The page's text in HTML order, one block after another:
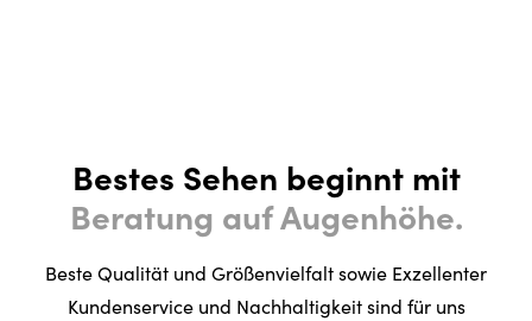
Bestes Sehen beginnt mit
Beratung auf Augenhöhe.
Beste Qualität und Größenvielfalt sowie Exzellenter
Kundenservice und Nachhaltigkeit sind für uns